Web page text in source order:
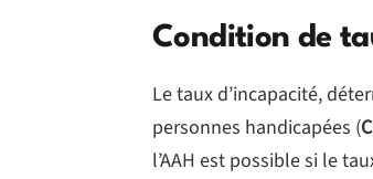
Condition de
Le taux d’incapacité,
personnes handicapées (
l’AAH est possible si le